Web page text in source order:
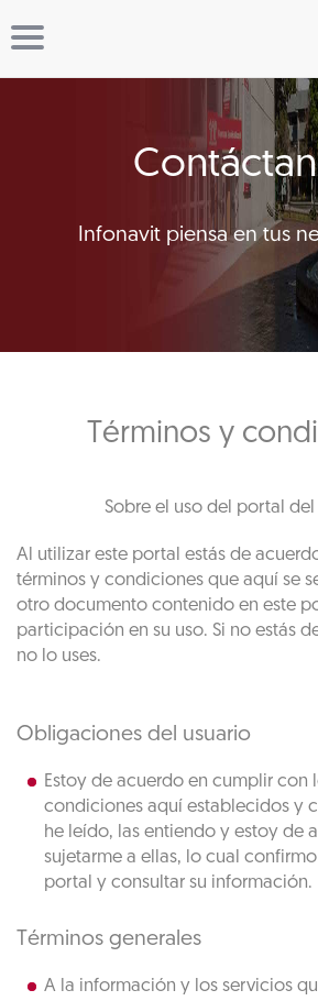
Infonavit piensa en tus
Términos y
Sobre el uso del portal
Al utilizar este portal estás de
términos y condiciones que aquí se
otro documento contenido en este
participación en su uso. Si no estás
no lo uses.
Obligaciones del usuario
Estoy de acuerdo en cumplir con
condiciones aquí establecidos y
he leído, las entiendo y estoy de
sujetarme a ellas, lo cual
portal y consultar su información.
Términos generales
A la información y los servicios